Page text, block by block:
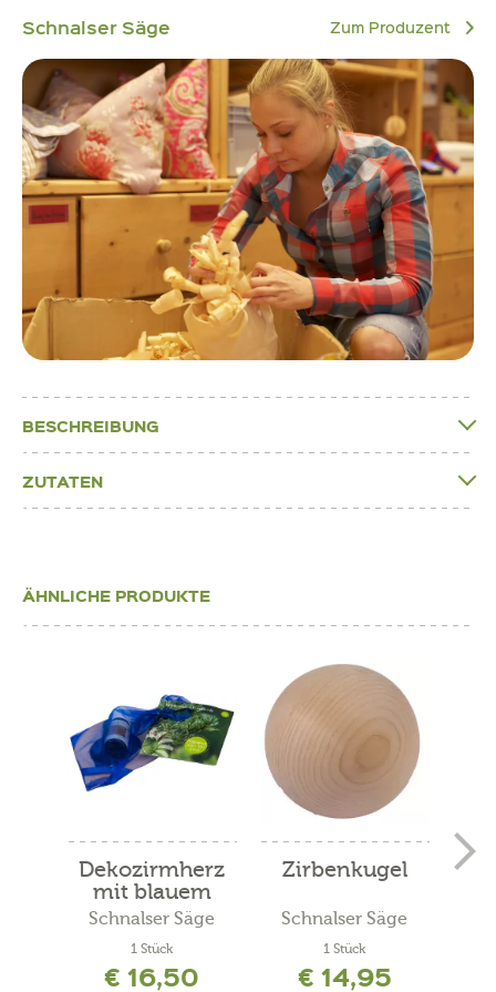
Schnalser Säge Zum Produzent
BESCHREIBUNG
ZUTATEN
ÄHNLICHE PRODUKTE
Dekozirmherz
mit blauem
Filz...
Schnalser Säge
1 Stück
€ 16,50
Zirbenkugel
Schnalser Säge
1 Stück
€ 14,95